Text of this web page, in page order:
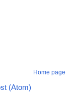
Home page
(Atom)